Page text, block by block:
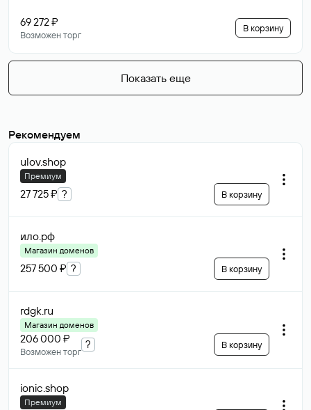
69 272 ₽
Возможен торг
В корзину
Показать еще
Рекомендуем
ulov.shop
Премиум
27 725 ₽ ? В корзину
ило.рф
Магазин доменов
257 500 ₽ ? В корзину
rdgk.ru
Магазин доменов
206 000 ₽
Возможен торг
? В корзину
ionic.shop
Премиум